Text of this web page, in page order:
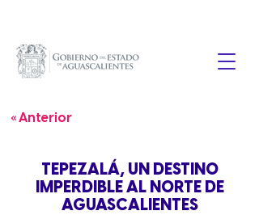
« Anterior
TEPEZALÁ, UN DESTINO
IMPERDIBLE AL NORTE DE
AGUASCALIENTES